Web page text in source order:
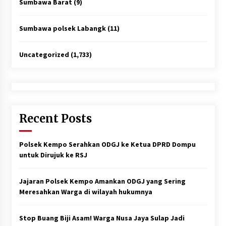
Sumbawa Barat(9)
Sumbawa polsek Labangk(11)
Uncategorized (1,733)
Recent Posts
Polsek Kempo Serahkan ODGJ ke Ketua DPRD Dompu
untuk Dirujuk ke RSJ
Jajaran Polsek Kempo Amankan ODGJ yang Sering
Meresahkan Warga di wilayah hukumnya
Stop Buang Biji Asam! Warga Nusa Jaya Sulap Jadi